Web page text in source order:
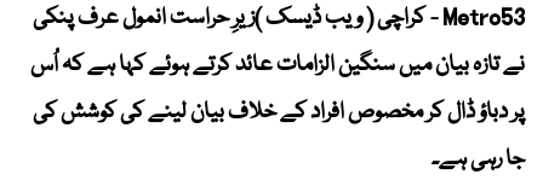
Metro53 - کراچی ( ویب ڈیسک )زیرِ حراست انمول عرف پنکی
نے تازہ بیان میں سنگین الزامات عائد کرتے ہوئے کہا ہے کہ اُس
پر دباؤ ڈال کر مخصوص افراد کے خلاف بیان لینے کی کوشش کی
جا رہی ہے۔